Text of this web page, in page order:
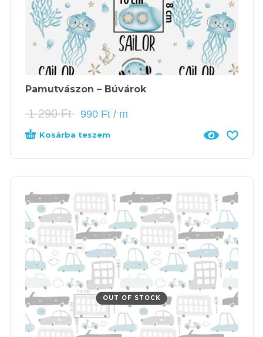
Pamutvászon – Búvárok
1 290Ft 990 Ft / m
Kosárba teszem
OUT OF STOCK